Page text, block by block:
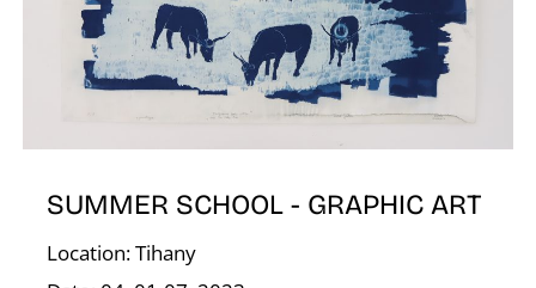
SUMMER SCHOOL - GRAPHIC ART
Location: Tihany